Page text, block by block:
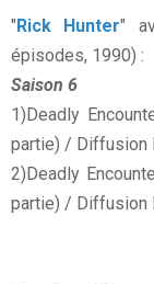
"Rick Hunter"
épisodes, 1990) :
Saison 6
1)Deadly
partie) / Diffusion
2)Deadly
partie) / Diffusion